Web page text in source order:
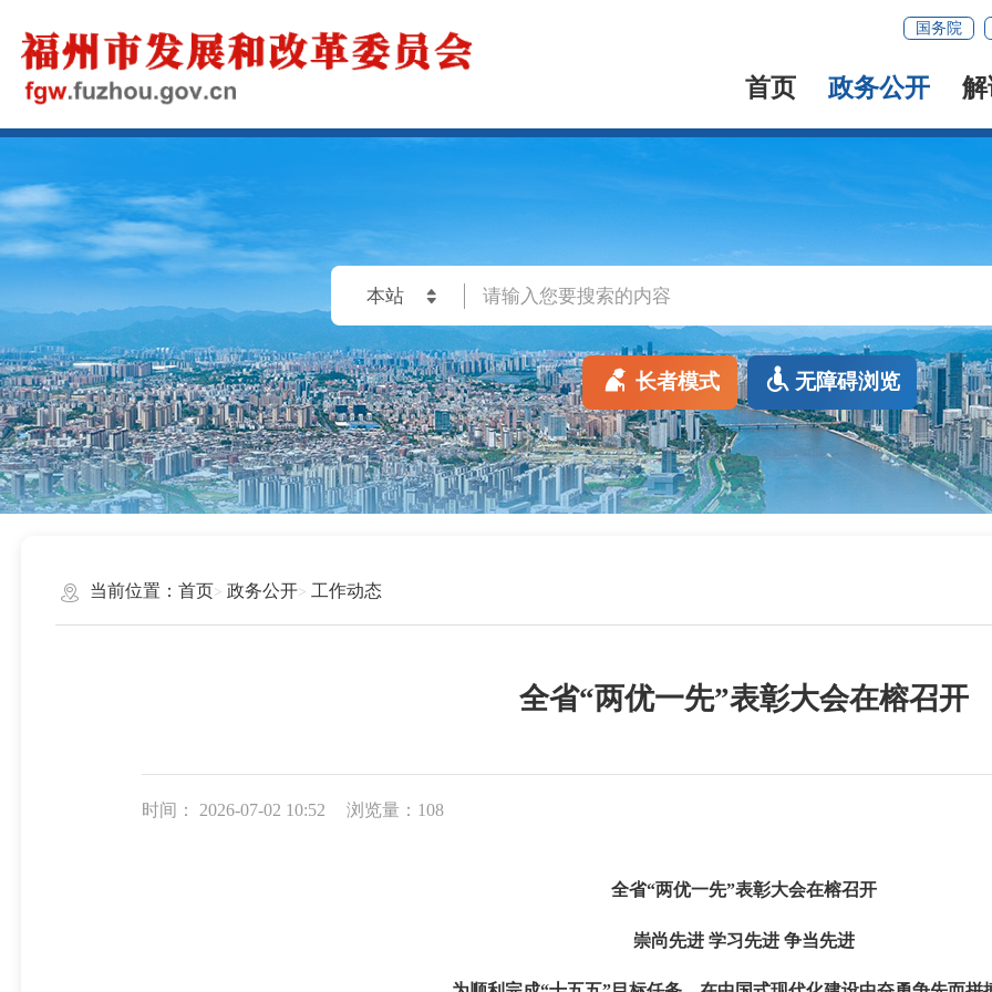
国务院
首页 政务公开
长者模式 无障碍浏览
当前位置： 首页 政务公开 工作动态
全省“两优一先”表彰大会在榕召开
时间： 2026-07-02 10:52 浏览量：108
全省“两优一先”表彰大会在榕召开
崇尚先进 学习先进 争当先进